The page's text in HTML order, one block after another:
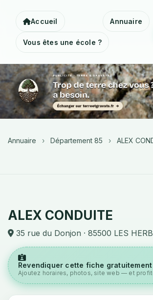
Accueil Annuaire
Vous êtes une école ?
Annuaire › Département 85 › ALEX
ALEX CONDUITE
35 rue du Donjon · 85500 LES
Revendiquer cette fiche gratuitement
Ajoutez horaires, photos, site web — et